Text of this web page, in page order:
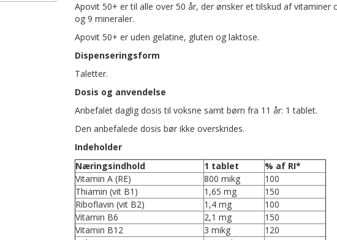
Apovit 50+ er til alle over 50 år, der ønsker et tilskud af vitaminer
og 9 mineraler.
Apovit 50+ er uden gelatine, gluten og laktose.
Dispenseringsform
Taletter.
Dosis og anvendelse
Anbefalet daglig dosis til voksne samt børn fra 11 år: 1 tablet.
Den anbefalede dosis bør ikke overskrides.
Indeholder
Næringsindhold
1 tablet
% af RI*
Vitamin A (RE)
800 mikg
100
Thiamin (vit B1)
1,65 mg
150
Riboflavin (vit B2)
1,4 mg
100
Vitamin B6
2,1 mg
150
Vitamin B12
3 mikg
120